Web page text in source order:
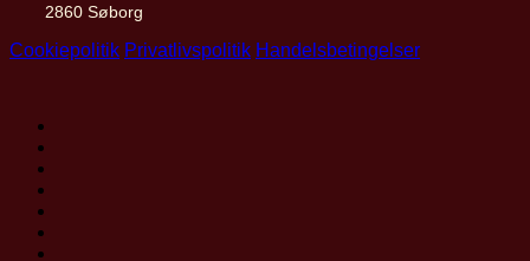
2860 Søborg
Cookiepolitik Privatlivspolitik Handelsbetingelser